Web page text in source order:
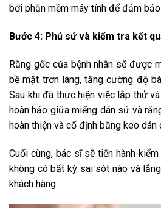
bởi phần mềm máy tính để đảm
Bước 4: Phủ sứ và kiểm tra kết
Răng gốc của bệnh nhân sẽ được
bề mặt trơn láng, tăng cường độ
Sau khi đã thực hiện việc lắp thử
hoàn hảo giữa miếng dán sứ và
hoàn thiện và cố định bằng keo dán
Cuối cùng, bác sĩ sẽ tiến hành
không có bất kỳ sai sót nào và
khách hàng.